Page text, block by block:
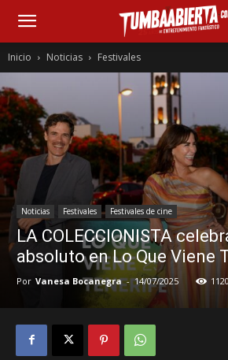
Inicio Noticias Festivales
Noticias Festivales Festivales de cine
LA COLECCIONISTA
absoluto en Lo Que Viene
Por Vanesa Bocanegra - 14/07/2025 1120